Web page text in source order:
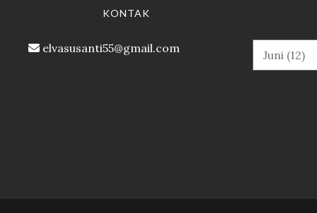
KONTAK
elvasusanti55@gmail.com